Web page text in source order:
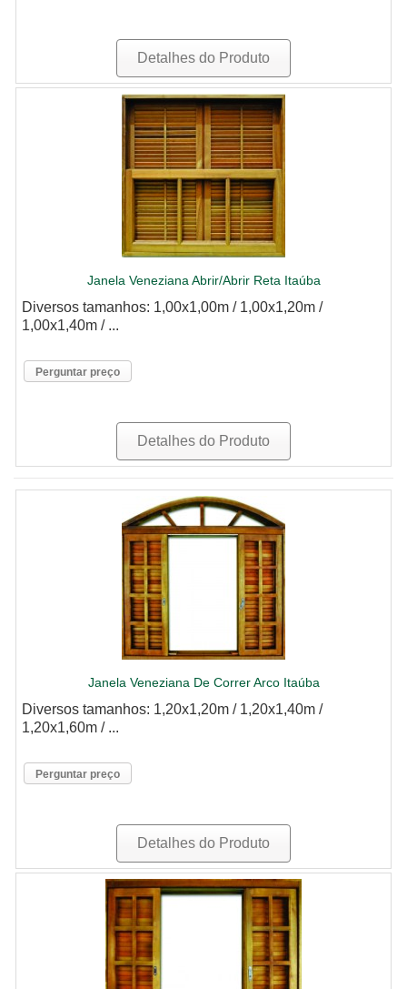
Detalhes do Produto
Janela Veneziana Abrir/Abrir Reta Itaúba
Diversos tamanhos: 1,00x1,00m / 1,00x1,20m /
1,00x1,40m / ...
Perguntar preço
Detalhes do Produto
Janela Veneziana De Correr Arco Itaúba
Diversos tamanhos: 1,20x1,20m / 1,20x1,40m /
1,20x1,60m / ...
Perguntar preço
Detalhes do Produto